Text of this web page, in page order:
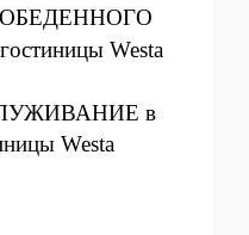
Westa
в
Westa